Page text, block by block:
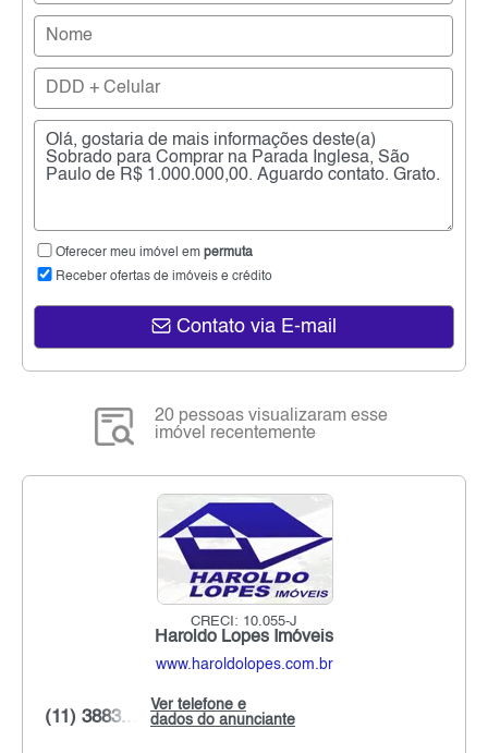
Oferecer meu imóvel em permuta
Receber ofertas de imóveis e crédito
Contato via E-mail
20 pessoas visualizaram esse
imóvel recentemente
CRECI: 10.055-J
Haroldo Lopes Imóveis
www.haroldolopes.com.br
Ver telefone e
dados do anunciante
(11) 3883...